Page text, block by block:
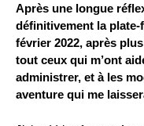
Après une longue
définitivement la
février 2022, après
tout ceux qui m’ont
administrer, et à les
aventure qui me